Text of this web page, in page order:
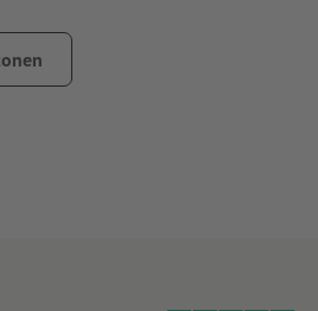
d.w.z. witte delen in de template